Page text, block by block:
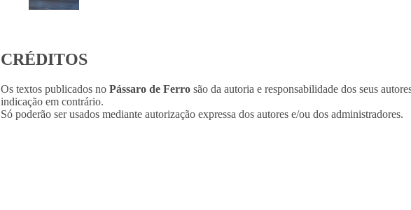
CRÉDITOS
Os textos publicados no Pássaro de Ferro são da autoria e responsabilidade dos seus
indicação em contrário.
Só poderão ser usados mediante autorização expressa dos autores e/ou dos administradores.